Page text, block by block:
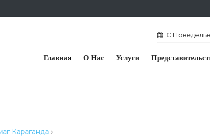
С
Главная О Нас Услуги
Караганда ›